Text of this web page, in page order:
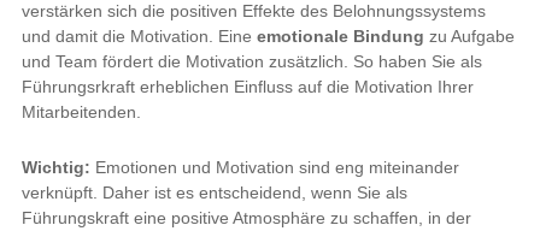
verstärken sich die positiven Effekte des Belohnungssystems
und damit die Motivation. Eine emotionale Bindung zu Aufgabe
und Team fördert die Motivation zusätzlich. So haben Sie als
Führungsrkraft erheblichen Einfluss auf die Motivation Ihrer
Mitarbeitenden.
Wichtig: Emotionen und Motivation sind eng miteinander
verknüpft. Daher ist es entscheidend, wenn Sie als
Führungskraft eine positive Atmosphäre zu schaffen, in der